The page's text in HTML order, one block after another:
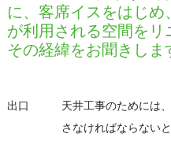
に、客席イスをはじめ
が利用される空間をリ
その経緯をお聞きしま
出口
天井工事のためには
さなければならない